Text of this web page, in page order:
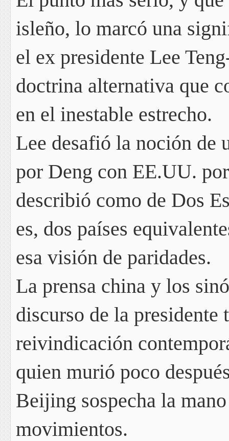
isleño, lo marcó una
el ex presidente Lee
doctrina alternativa que
en el inestable estrecho.
Lee desafió la noción de
por Deng con EE.UU.
describió como de Dos
es, dos países
esa visión de paridades.
La prensa china y los
discurso de la presidente
reivindicación
quien murió poco
Beijing sospecha la
movimientos.